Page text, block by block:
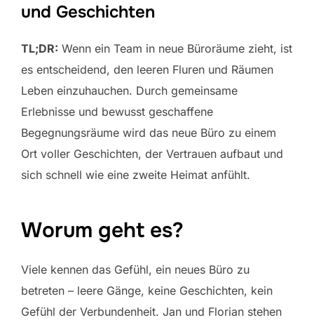
und Geschichten
TL;DR: Wenn ein Team in neue Büroräume zieht, ist
es entscheidend, den leeren Fluren und Räumen
Leben einzuhauchen. Durch gemeinsame
Erlebnisse und bewusst geschaffene
Begegnungsräume wird das neue Büro zu einem
Ort voller Geschichten, der Vertrauen aufbaut und
sich schnell wie eine zweite Heimat anfühlt.
Worum geht es?
Viele kennen das Gefühl, ein neues Büro zu
betreten – leere Gänge, keine Geschichten, kein
Gefühl der Verbundenheit. Jan und Florian stehen